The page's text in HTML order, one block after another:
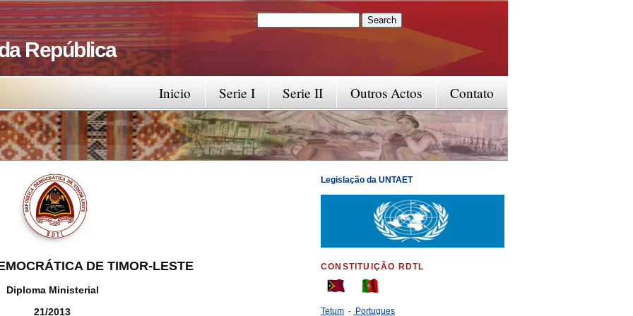
República
Search form
Contato
Outros Actos
Serie II
Serie I
Inicio
DE TIMOR-LESTE
Diploma Ministerial
21/2013
Legislação da UNTAET
CONSTITUIÇÃO RDTL
Tetum - Portugues